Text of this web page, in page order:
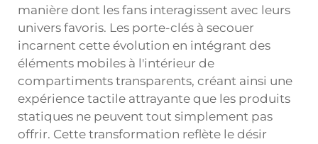
manière dont les fans interagissent avec leurs
univers favoris. Les porte-clés à secouer
incarnent cette évolution en intégrant des
éléments mobiles à l'intérieur de
compartiments transparents, créant ainsi une
expérience tactile attrayante que les produits
statiques ne peuvent tout simplement pas
offrir. Cette transformation reflète le désir